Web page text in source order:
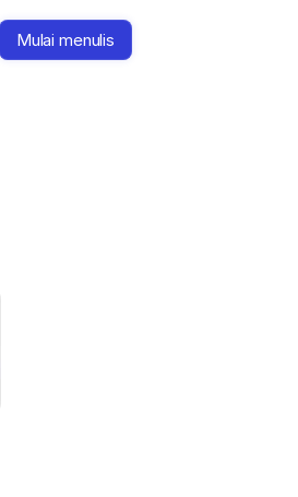
Mulai menulis